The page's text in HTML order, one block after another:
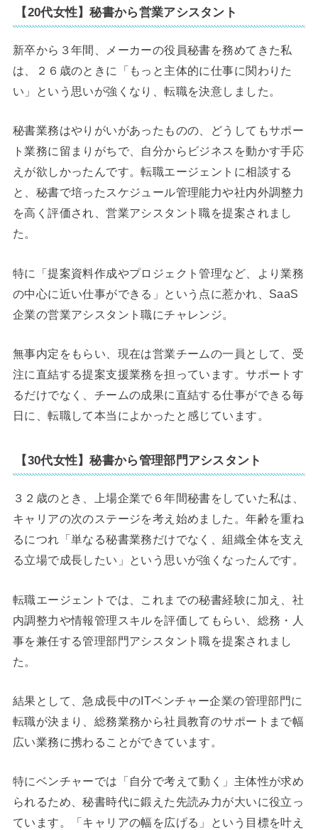
【20代女性】秘書から営業アシスタント
新卒から３年間、メーカーの役員秘書を務めてきた私
は、２６歳のときに「もっと主体的に仕事に関わりた
い」という思いが強くなり、転職を決意しました。
秘書業務はやりがいがあったものの、どうしてもサポー
ト業務に留まりがちで、自分からビジネスを動かす手応
えが欲しかったんです。転職エージェントに相談する
と、秘書で培ったスケジュール管理能力や社内外調整力
を高く評価され、営業アシスタント職を提案されまし
た。
特に「提案資料作成やプロジェクト管理など、より業務
の中心に近い仕事ができる」という点に惹かれ、SaaS
企業の営業アシスタント職にチャレンジ。
無事内定をもらい、現在は営業チームの一員として、受
注に直結する提案支援業務を担っています。サポートす
るだけでなく、チームの成果に直結する仕事ができる毎
日に、転職して本当によかったと感じています。
【30代女性】秘書から管理部門アシスタント
３２歳のとき、上場企業で６年間秘書をしていた私は、
キャリアの次のステージを考え始めました。年齢を重ね
るにつれ「単なる秘書業務だけでなく、組織全体を支え
る立場で成長したい」という思いが強くなったんです。
転職エージェントでは、これまでの秘書経験に加え、社
内調整力や情報管理スキルを評価してもらい、総務・人
事を兼任する管理部門アシスタント職を提案されまし
た。
結果として、急成長中のITベンチャー企業の管理部門に
転職が決まり、総務業務から社員教育のサポートまで幅
広い業務に携わることができています。
特にベンチャーでは「自分で考えて動く」主体性が求め
られるため、秘書時代に鍛えた先読み力が大いに役立っ
ています。「キャリアの幅を広げる」という目標を叶え